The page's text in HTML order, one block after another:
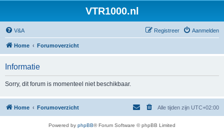
VTR1000.nl
V&A Aanmelden
Registreer
Home Forumoverzicht
Informatie
Sorry, dit forum is momenteel niet beschikbaar.
Home Forumoverzicht Alle tijden zijn UTC+02:00
Powered by phpBB® Forum Software © phpBB Limited